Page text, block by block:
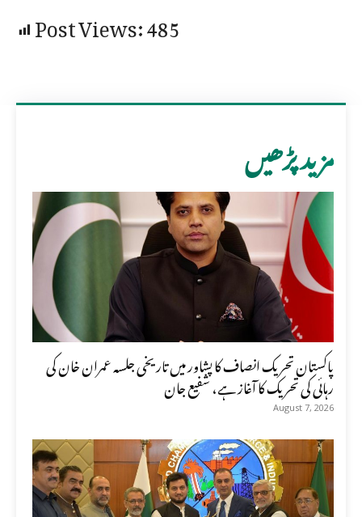
Post Views:485
مزید پڑھیں
پاکستان تحریک انصاف کا پشاور میں تاریخی جلسہ عمران خان کی
رہائی کی تحریک کا آغاز ہے، شفیع جان
August 7, 2026